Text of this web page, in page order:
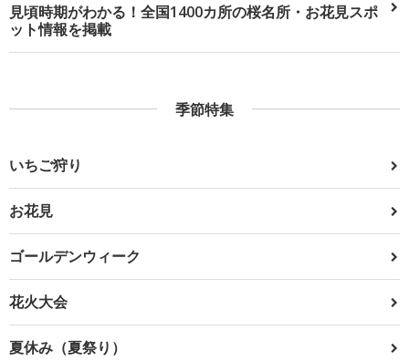
見頃時期がわかる！全国1400カ所の桜名所・お花見スポ
ット情報を掲載
季節特集
いちご狩り
お花見
ゴールデンウィーク
花火大会
夏休み（夏祭り）